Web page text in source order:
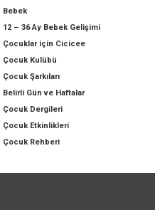
Bebek
12 – 36 Ay Bebek Gelişimi
Çocuklar için Cicicee
Çocuk Kulübü
Çocuk Şarkıları
Belirli Gün ve Haftalar
Çocuk Dergileri
Çocuk Etkinlikleri
Çocuk Rehberi